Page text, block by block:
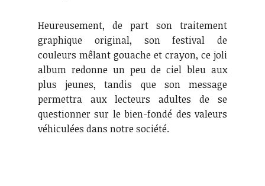
Heureusement, de part son traitement
graphique original, son festival de
couleurs mêlant gouache et crayon, ce joli
album redonne un peu de ciel bleu aux
plus jeunes, tandis que son message
permettra aux lecteurs adultes de se
questionner sur le bien-fondé des valeurs
véhiculées dans notre société.